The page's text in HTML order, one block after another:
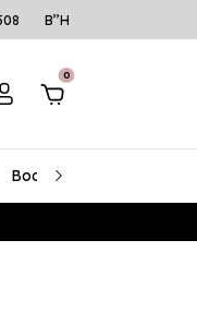
B’’H
0
Bodys